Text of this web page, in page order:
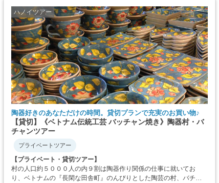
ハノイツアー
陶器好きのあなただけの時間。貸切プランで充実のお買い物♪
【貸切】《ベトナム伝統工芸 バッチャン焼き》陶器村・バ
チャンツアー
プライベートツアー
【プライベート・貸切ツアー】
村の人口約５０００人の内９割は陶器作り関係の仕事に就いてお
り、ベトナムの『長閑な田舎町』のんびりとした陶芸の村、バチャ